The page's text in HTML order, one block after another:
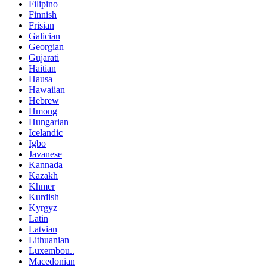
Filipino
Finnish
Frisian
Galician
Georgian
Gujarati
Haitian
Hausa
Hawaiian
Hebrew
Hmong
Hungarian
Icelandic
Igbo
Javanese
Kannada
Kazakh
Khmer
Kurdish
Kyrgyz
Latin
Latvian
Lithuanian
Luxembou..
Macedonian